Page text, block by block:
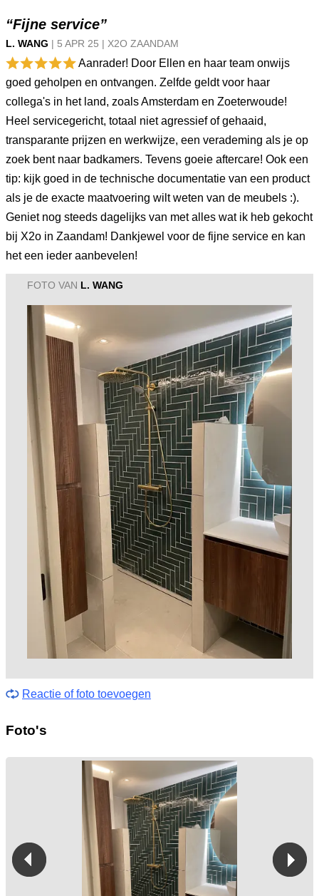
“Fijne service”
L. WANG | 5 APR 25 | X2O ZAANDAM
Aanrader! Door Ellen en haar team onwijs
goed geholpen en ontvangen. Zelfde geldt voor haar
collega's in het land, zoals Amsterdam en Zoeterwoude!
Heel servicegericht, totaal niet agressief of gehaaid,
transparante prijzen en werkwijze, een verademing als je op
zoek bent naar badkamers. Tevens goeie aftercare! Ook een
tip: kijk goed in de technische documentatie van een product
als je de exacte maatvoering wilt weten van de meubels :).
Geniet nog steeds dagelijks van met alles wat ik heb gekocht
bij X2o in Zaandam! Dankjewel voor de fijne service en kan
het een ieder aanbevelen!
FOTO VAN L. WANG
Reactie of foto toevoegen
Foto's